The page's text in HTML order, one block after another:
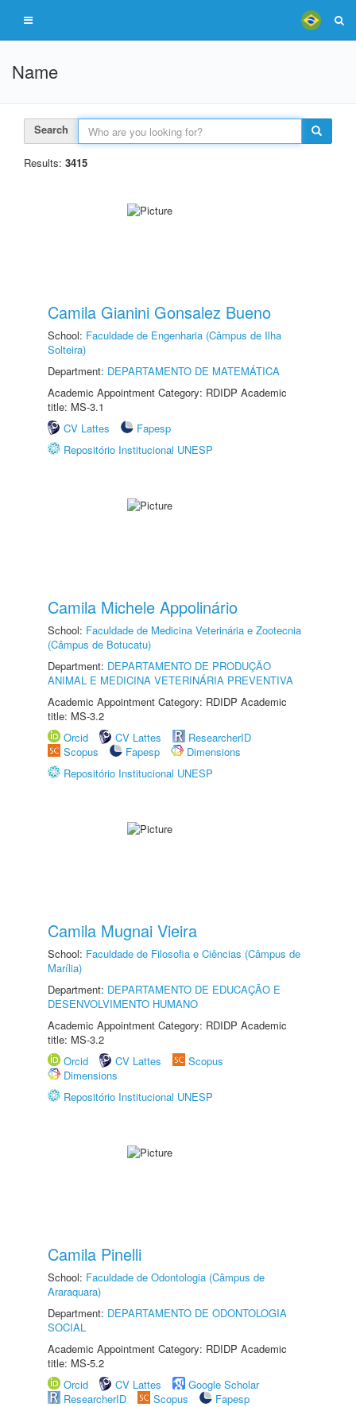
Name
Search
Results: 3415
Camila Gianini Gonsalez Bueno
School: Faculdade de Engenharia (Câmpus de Ilha
Solteira)
Department: DEPARTAMENTO DE MATEMÁTICA
Academic Appointment Category: RDIDP Academic
title: MS-3.1
CV Lattes
Fapesp
Repositório Institucional UNESP
Camila Michele Appolinário
School: Faculdade de Medicina Veterinária e Zootecnia
(Câmpus de Botucatu)
Department: DEPARTAMENTO DE PRODUÇÃO
ANIMAL E MEDICINA VETERINÁRIA PREVENTIVA
Academic Appointment Category: RDIDP Academic
title: MS-3.2
Orcid
CV Lattes
ResearcherID
Scopus
Fapesp
Dimensions
Repositório Institucional UNESP
Camila Mugnai Vieira
School: Faculdade de Filosofia e Ciências (Câmpus de
Marília)
Department: DEPARTAMENTO DE EDUCAÇÃO E
DESENVOLVIMENTO HUMANO
Academic Appointment Category: RDIDP Academic
title: MS-3.2
Orcid
CV Lattes
Scopus
Dimensions
Repositório Institucional UNESP
Camila Pinelli
School: Faculdade de Odontologia (Câmpus de
Araraquara)
Department: DEPARTAMENTO DE ODONTOLOGIA
SOCIAL
Academic Appointment Category: RDIDP Academic
title: MS-5.2
Orcid
CV Lattes
Google Scholar
ResearcherID
Scopus
Fapesp